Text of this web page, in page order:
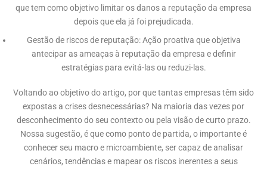
que tem como objetivo limitar os danos a reputação da empresa
depois que ela já foi prejudicada.
Gestão de riscos de reputação: Ação proativa que objetiva
antecipar as ameaças à reputação da empresa e definir
estratégias para evitá-las ou reduzi-las.
Voltando ao objetivo do artigo, por que tantas empresas têm sido
expostas a crises desnecessárias? Na maioria das vezes por
desconhecimento do seu contexto ou pela visão de curto prazo.
Nossa sugestão, é que como ponto de partida, o importante é
conhecer seu macro e microambiente, ser capaz de analisar
cenários, tendências e mapear os riscos inerentes a seus